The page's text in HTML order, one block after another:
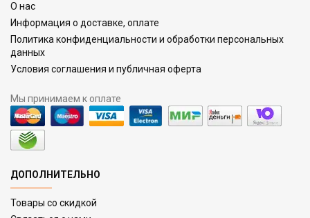
О нас
Информация о доставке, оплате
Политика конфиденциальности и обработки персональных
данных
Условия соглашения и публичная оферта
Мы принимаем к оплате
ДОПОЛНИТЕЛЬНО
Товары со скидкой